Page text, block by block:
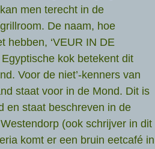
men terecht in de
De naam, hoe
hebben, ‘VEUR IN DE
Egyptische kok betekent dit
Voor de niet’-kenners van
staat voor in de Mond. Dit is
en staat beschreven in de
(ook schrijver in dit
komt er een bruin eetcafé in